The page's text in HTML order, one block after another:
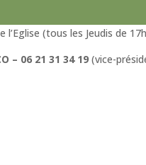
(tous les Jeudis de
– 06 21 31 34 19 (vice-